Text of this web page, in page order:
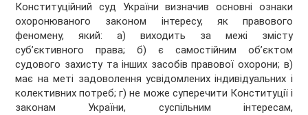
Конституційний суд України визначив основні ознаки
охоронюваного законом інтересу, як правового
феномену, який: а) виходить за межі змісту
суб’єктивного права; б) є самостійним об’єктом
судового захисту та інших засобів правової охорони; в)
має на меті задоволення усвідомлених індивідуальних і
колективних потреб; г) не може суперечити Конституції і
законам України, суспільним інтересам,